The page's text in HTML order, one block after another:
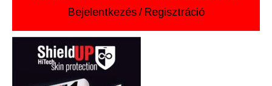
Bejelentkezés / Regisztráció